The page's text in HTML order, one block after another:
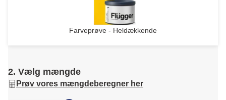
Farveprøve - Heldækkende
2. Vælg mængde
Prøv vores mængdeberegner her